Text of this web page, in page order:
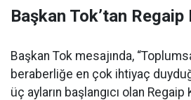
Başkan Tok’tan Regaip
Başkan Tok mesajında,
beraberliğe en çok ihtiyaç
üç ayların başlangıcı olan Regaip